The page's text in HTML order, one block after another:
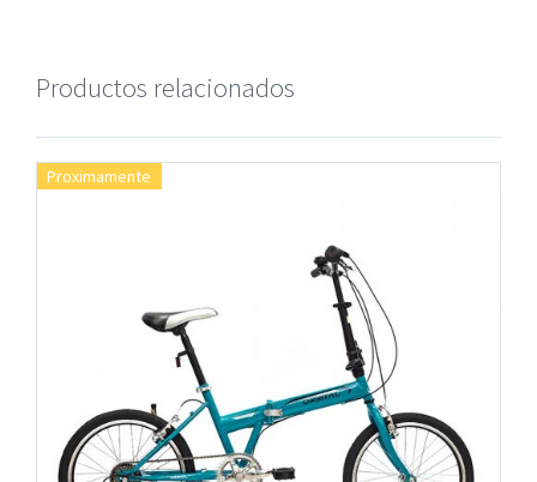
Productos relacionados
Proximamente